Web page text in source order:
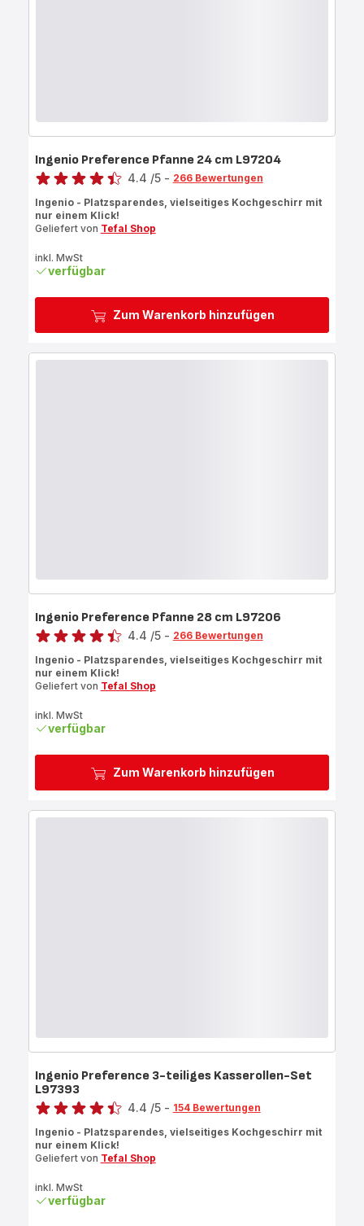
Zum Warenkorb hinzufügen
Ingenio Preference Pfanne 24 cm L97204
Bewertung
4.4 /5 - 266 Bewertungen
Ingenio - Platzsparendes, vielseitiges Kochgeschirr mit
nur einem Klick!
Geliefert von Tefal Shop
inkl. MwSt
verfügbar
Zum Warenkorb hinzufügen
Ingenio Preference Pfanne 28 cm L97206
Bewertung
4.4 /5 - 266 Bewertungen
Ingenio - Platzsparendes, vielseitiges Kochgeschirr mit
nur einem Klick!
Geliefert von Tefal Shop
inkl. MwSt
verfügbar
Ingenio Preference 3-teiliges Kasserollen-Set
L97393
Bewertung
4.4 /5 - 154 Bewertungen
Ingenio - Platzsparendes, vielseitiges Kochgeschirr mit
nur einem Klick!
Geliefert von Tefal Shop
inkl. MwSt
verfügbar